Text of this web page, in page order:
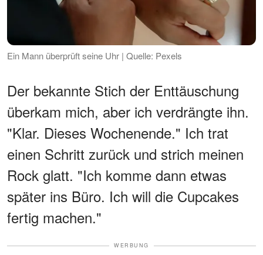
Ein Mann überprüft seine Uhr | Quelle: Pexels
Der bekannte Stich der Enttäuschung
überkam mich, aber ich verdrängte ihn.
"Klar. Dieses Wochenende." Ich trat
einen Schritt zurück und strich meinen
Rock glatt. "Ich komme dann etwas
später ins Büro. Ich will die Cupcakes
fertig machen."
WERBUNG